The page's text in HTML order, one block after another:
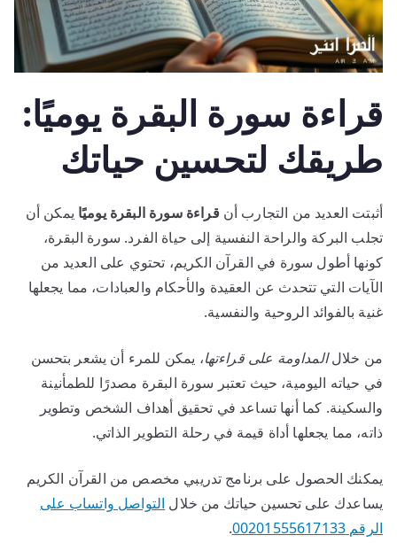
قراءة سورة البقرة يوميًا:
طريقك لتحسين حياتك
أثبتت العديد من التجارب أنقراءة سورة البقرة يوميًا يمكن أن
تجلب البركة والراحة النفسية إلى حياة الفرد. سورة البقرة،
كونها أطول سورة في القرآن الكريم، تحتوي على العديد من
الآيات التي تتحدث عن العقيدة والأحكام والعبادات، مما يجعلها
غنية بالفوائد الروحية والنفسية.
من خلالالمداومة على قراءتها، يمكن للمرء أن يشعر بتحسن
في حياته اليومية، حيث تعتبر سورة البقرة مصدرًا للطمأنينة
والسكينة. كما أنها تساعد في تحقيق أهداف الشخص وتطوير
ذاته، مما يجعلها أداة قيمة في رحلة التطوير الذاتي.
يمكنك الحصول على برنامج تدريبي مخصص من القرآن الكريم
يساعدك على تحسين حياتك من خلال التواصل واتساب على
الرقم 00201555617133
.